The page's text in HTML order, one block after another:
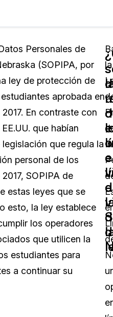
Studio
a Pedido
Demo
English
Español
Personales de
(SOPIPA, por
ley de protección de
aprobada en
En contraste con
que habían
que regula la
personal de los
SOPIPA de
estas leyes que se
esto, la ley establece
los operadores
que utilicen la
estudiantes para
a continuar su
la